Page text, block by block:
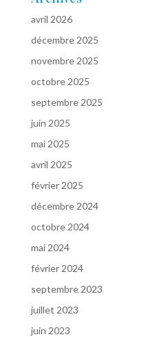
avril 2026
décembre 2025
novembre 2025
octobre 2025
septembre 2025
juin 2025
mai 2025
avril 2025
février 2025
décembre 2024
octobre 2024
mai 2024
février 2024
septembre 2023
juillet 2023
juin 2023